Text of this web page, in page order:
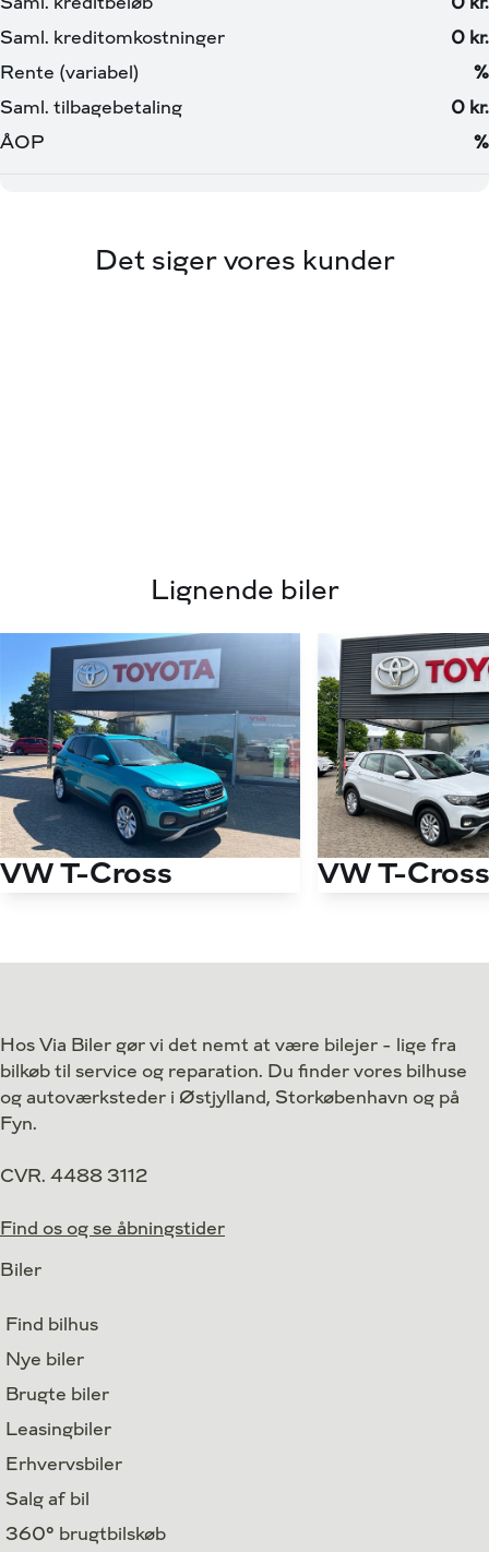
Det siger vores kunder
Lignende biler
VW T-Cross
Lokation
Højbjerg
Kontant
129.800
VW T-
Lokation
Kontant
Hos Via Biler gør vi det nemt at være bilejer - lige fra
bilkøb til service og reparation. Du finder vores bilhuse
og autoværksteder i Østjylland, Storkøbenhavn og på
Fyn.
CVR. 4488 3112
Find os og se åbningstider
Biler
Find bilhus
Nye biler
Brugte biler
Leasingbiler
Erhvervsbiler
Salg af bil
360° brugtbilskøb